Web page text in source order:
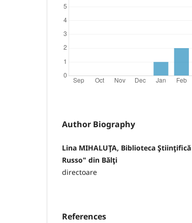
Author Biography
Lina MIHALUŢA, Biblioteca
Russo" din Bălţi
directoare
References